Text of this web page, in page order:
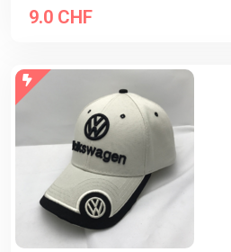
9.0 CHF